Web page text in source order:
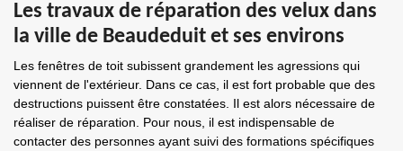
Les travaux de réparation des velux dans
la ville de Beaudeduit et ses environs
Les fenêtres de toit subissent grandement les agressions qui
viennent de l'extérieur. Dans ce cas, il est fort probable que des
destructions puissent être constatées. Il est alors nécessaire de
réaliser de réparation. Pour nous, il est indispensable de
contacter des personnes ayant suivi des formations spécifiques